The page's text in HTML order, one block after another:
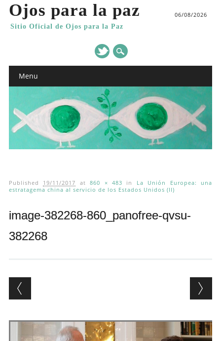
Ojos para la paz
Sitio Oficial de Ojos para la Paz
06/08/2026
Main menu
Menu
Published 19/11/2017 at860 × 483 in La Unión Europea: una
estratagema china al servicio de los Estados Unidos (II)
image-382268-860_panofree-qvsu-
382268